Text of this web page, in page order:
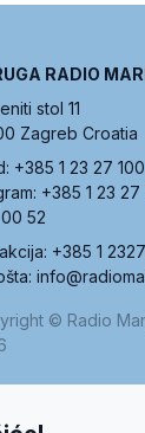
RADIO
stol 11
Zagreb Croatia
+385 1 23 27 100
+385 1 23
52
+385 1
© Radio